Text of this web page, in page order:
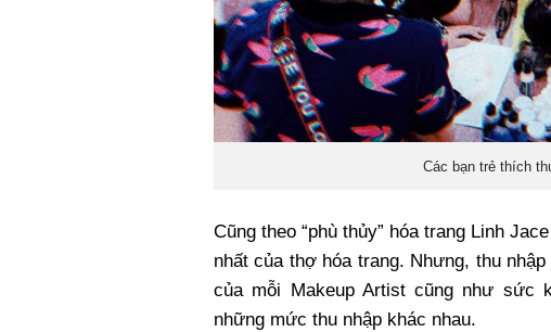
Các bạn trẻ thích
Cũng theo “phù thủy” hóa trang Linh
nhất của thợ hóa trang. Nhưng, thu
của mỗi Makeup Artist cũng như sức
những mức thu nhập khác nhau.